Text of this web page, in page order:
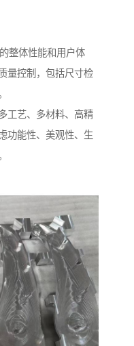
整体性能和用户体
量控制，包括尺寸检
工艺、多材料、高精
功能性、美观性、生